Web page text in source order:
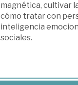
magnética, cultivar
cómo tratar con
inteligencia
sociales.